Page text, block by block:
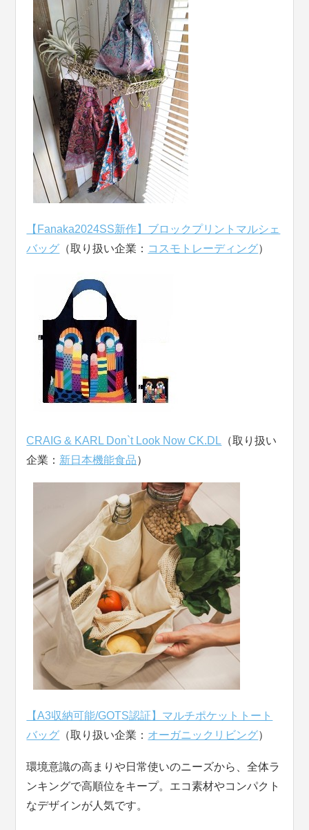
【Fanaka2024SS新作】ブロックプリントマルシェ
バッグ （取り扱い企業： コスモトレーディング）
CRAIG & KARL Don`t Look Now CK.DL （取り扱い
企業： 新日本機能食品）
【A3収納可能/GOTS認証】マルチポケットトート
バッグ （取り扱い企業： オーガニックリビング）
環境意識の高まりや日常使いのニーズから、全体ラ
ンキングで高順位をキープ。エコ素材やコンパクト
なデザインが人気です。